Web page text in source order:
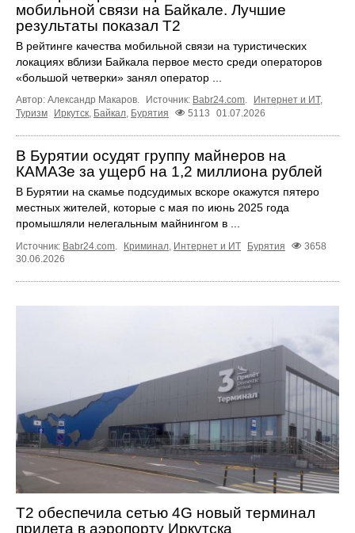
мобильной связи на Байкале. Лучшие
результаты показал Т2
В рейтинге качества мобильной связи на туристических
локациях вблизи Байкала первое место среди операторов
«большой четверки» занял оператор ...
Автор: Александр Макаров. Источник: Babr24.com. Интернет и ИТ,
Туризм
Иркутск, Байкал, Бурятия 5113 01.07.2026
В Бурятии осудят группу майнеров на
КАМАЗе за ущерб на 1,2 миллиона рублей
В Бурятии на скамье подсудимых вскоре окажутся пятеро
местных жителей, которые с мая по июнь 2025 года
промышляли нелегальным майнингом в ...
Источник: Babr24.com. Криминал, Интернет и ИТ Бурятия
3658
30.06.2026
T2 обеспечила сетью 4G новый терминал
прилета в аэропорту Иркутска